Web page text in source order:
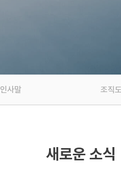
사말 조직도
새로운 소식